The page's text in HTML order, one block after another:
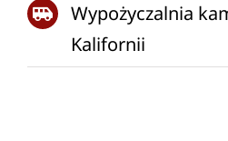
Wypożyczalnia
Kalifornii